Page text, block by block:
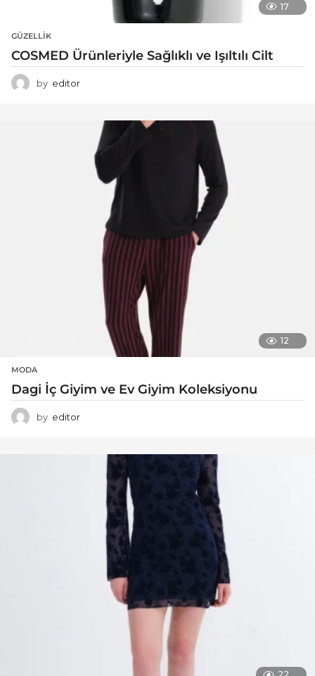
17
GÜZELLIK
COSMED Ürünleriyle Sağlıklı ve Işıltılı Cilt
by editor
12
MODA
Dagi İç Giyim ve Ev Giyim Koleksiyonu
by editor